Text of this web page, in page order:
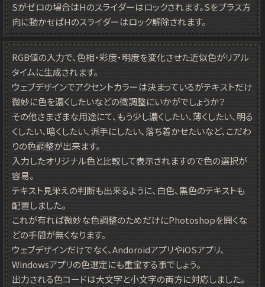
Sがゼロの場合はHのスライダーはロックされます。Sをプラス方
向に動かせばHのスライダーはロック解除されます。
RGB値の入力で、色相・彩度・明度を変化させた近似色がリアル
タイムに生成されます。
ウェブデザインでアクセントカラーは決まっているがテキストだけ
微妙に色を濃くしたいなどの微調整にいかがでしょうか？
その他さまざまな用途にて、もう少し濃くしたい、薄くしたい、明る
くしたい、暗くしたい、派手にしたい、落ち着かせたいなど、こだわ
りの色調整が出来ます。
入力したオリジナル色と比較して表示されますので色の選択が
容易。
テキスト見栄えの判断も出来るように、白色、黒色のテキストも
配置しました。
これが有れば微妙な色調整のためだけにPhotoshopを開くな
どの手間が無くなります。
ウェブデザインだけでなく、AndoroidアプリやiOSアプリ、
Windowsアプリの色選定にも重宝する事でしょう。
出力される色コードは大文字と小文字の両方に対応しました。